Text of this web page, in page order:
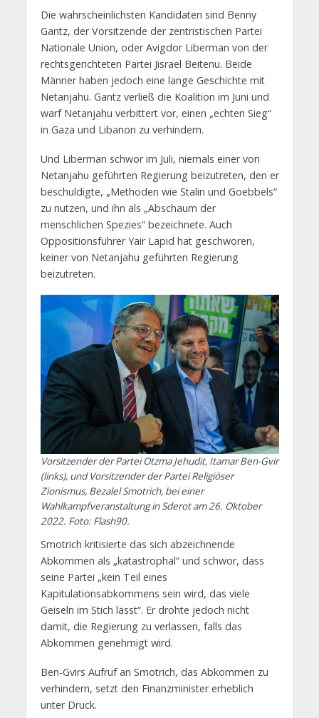
Die wahrscheinlichsten Kandidaten sind Benny
Gantz, der Vorsitzende der zentristischen Partei
Nationale Union, oder Avigdor Liberman von der
rechtsgerichteten Partei Jisrael Beitenu. Beide
Männer haben jedoch eine lange Geschichte mit
Netanjahu. Gantz verließ die Koalition im Juni und
warf Netanjahu verbittert vor, einen „echten Sieg“
in Gaza und Libanon zu verhindern.
Und Liberman schwor im Juli, niemals einer von
Netanjahu geführten Regierung beizutreten, den er
beschuldigte, „Methoden wie Stalin und Goebbels“
zu nutzen, und ihn als „Abschaum der
menschlichen Spezies“ bezeichnete. Auch
Oppositionsführer Yair Lapid hat geschworen,
keiner von Netanjahu geführten Regierung
beizutreten.
Vorsitzender der Partei Otzma Jehudit, Itamar Ben-Gvir
(links), und Vorsitzender der Partei Religiöser
Zionismus, Bezalel Smotrich, bei einer
Wahlkampfveranstaltung in Sderot am 26. Oktober
2022. Foto: Flash90.
Smotrich kritisierte das sich abzeichnende
Abkommen als „katastrophal“ und schwor, dass
seine Partei „kein Teil eines
Kapitulationsabkommens sein wird, das viele
Geiseln im Stich lässt“. Er drohte jedoch nicht
damit, die Regierung zu verlassen, falls das
Abkommen genehmigt wird.
Ben-Gvirs Aufruf an Smotrich, das Abkommen zu
verhindern, setzt den Finanzminister erheblich
unter Druck.